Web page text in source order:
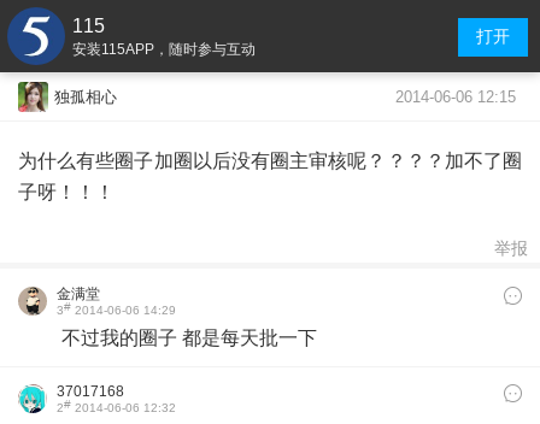
115
安装115APP，随时参与互动
打开
独孤相心 2014-06-06 12:15
为什么有些圈子加圈以后没有圈主审核呢？？？？加不了圈
子呀！！！
举报
金满堂
3# 2014-06-06 14:29
不过我的圈子 都是每天批一下
37017168
2# 2014-06-06 12:32